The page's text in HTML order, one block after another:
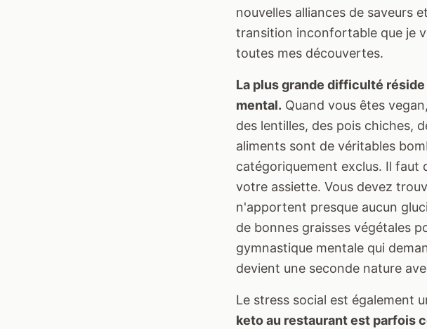
nouvelles alliances de saveurs
transition inconfortable que je
toutes mes découvertes.
La plus grande difficulté
mental. Quand vous êtes
des lentilles, des pois chiches,
aliments sont de véritables
catégoriquement exclus. Il
votre assiette. Vous devez
n'apportent presque aucun
de bonnes graisses végétales
gymnastique mentale qui
devient une seconde nature
Le stress social est également
keto au restaurant est parfois